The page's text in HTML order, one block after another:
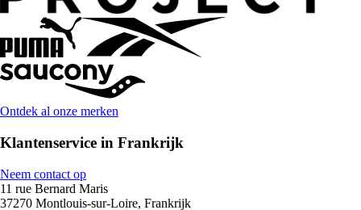
Ontdek al onze merken
Klantenservice in Frankrijk
Neem contact op
11 rue Bernard Maris
37270 Montlouis-sur-Loire, Frankrijk